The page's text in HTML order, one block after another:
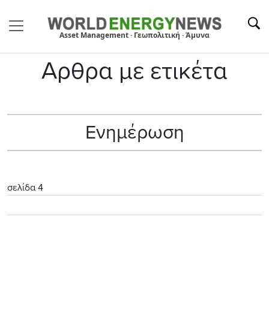
Asset Management · Γεωπολιτική · Άμυνα
Αρθρα με ετικέτα
Ενημέρωση
σελίδα 4